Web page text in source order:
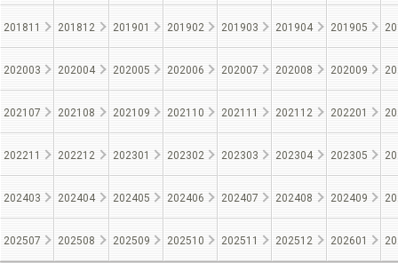
201811 201812 201901 201902 201903 201904 201905
202003 202004 202005 202006 202007 202008 202009
202107 202108 202109 202110 202111 202112 202201
202211 202212 202301 202302 202303 202304 202305
202403 202404 202405 202406 202407 202408 202409
202507 202508 202509 202510 202511 202512 202601